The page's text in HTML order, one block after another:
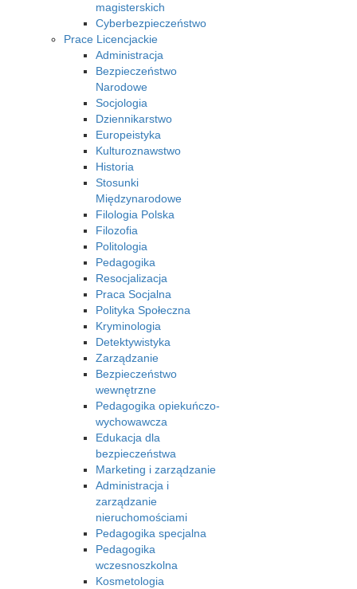
magisterskich
Cyberbezpieczeństwo
Prace Licencjackie
Administracja
Bezpieczeństwo
Narodowe
Socjologia
Dziennikarstwo
Europeistyka
Kulturoznawstwo
Historia
Stosunki
Międzynarodowe
Filologia Polska
Filozofia
Politologia
Pedagogika
Resocjalizacja
Praca Socjalna
Polityka Społeczna
Kryminologia
Detektywistyka
Zarządzanie
Bezpieczeństwo
wewnętrzne
Pedagogika opiekuńczo-
wychowawcza
Edukacja dla
bezpieczeństwa
Marketing i zarządzanie
Administracja i
zarządzanie
nieruchomościami
Pedagogika specjalna
Pedagogika
wczesnoszkolna
Kosmetologia